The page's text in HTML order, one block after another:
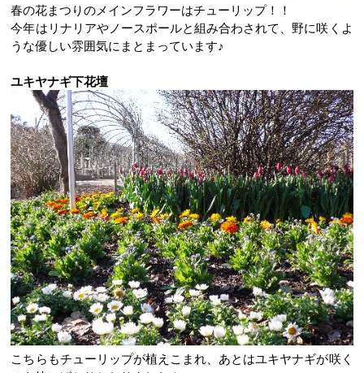
春の花まつりのメインフラワーはチューリップ！！
今年はリナリアやノースポールと組み合わされて、野に咲くよ
うな優しい雰囲気にまとまっています♪
ユキヤナギ下花壇
こちらもチューリップが植えこまれ、あとはユキヤナギが咲く